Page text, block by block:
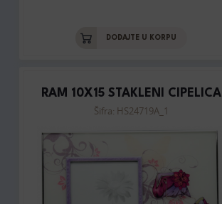
DODAJTE U KORPU
RAM 10X15 STAKLENI CIPELICA
Šifra: HS24719A_1